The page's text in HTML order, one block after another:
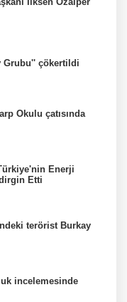
Grubu'' çökertildi
Okulu çatısında
Enerji
Etti
terörist Burkay
incelemesinde